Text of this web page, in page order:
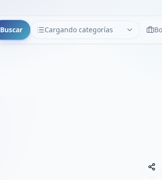
Buscar Cargando categorías
CATEGORÍAS Limpiar